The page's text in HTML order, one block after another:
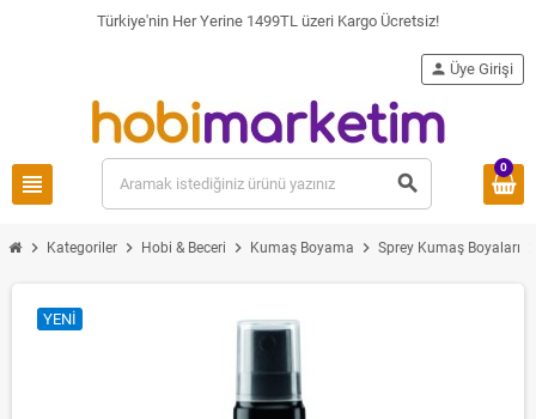
Türkiye'nin Her Yerine 1499TL üzeri Kargo Ücretsiz!
view_headline search
person Üye Girişi
0
chevron_right Kategoriler chevron_right Hobi & Beceri chevron_right Kumaş Boyama chevron_right Sprey Kumaş Boyaları
YENI